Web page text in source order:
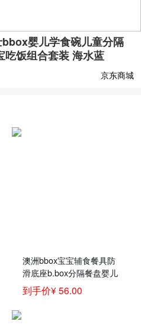
bbox婴儿学食碗儿童分隔
饭组合套装 海水蓝
京东商城
澳洲bbox宝宝辅食餐具防
滑底座b.box分隔餐盘婴儿
练习学食碗 餐盘黄灰色
到手价¥ 56.00